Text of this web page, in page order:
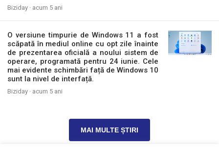
Biziday · acum 5 ani
O versiune timpurie de Windows 11 a fost
scăpată în mediul online cu opt zile înainte
de prezentarea oficială a noului sistem de
operare, programată pentru 24 iunie. Cele
mai evidente schimbări față de Windows 10
sunt la nivel de interfață.
Biziday · acum 5 ani
MAI MULTE ȘTIRI